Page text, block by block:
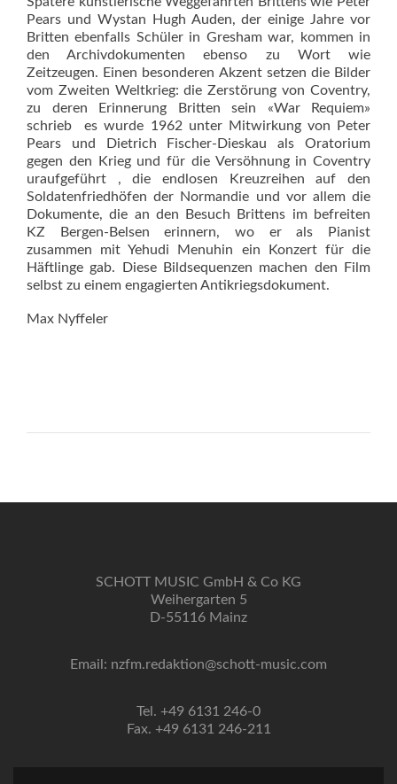
Pears und Wystan Hugh Auden, der einige Jahre vor
Britten ebenfalls Schüler in Gresham war, kommen in
den Archivdokumenten ebenso zu Wort wie
Zeitzeugen. Einen besonderen Akzent setzen die Bilder
vom Zweiten Weltkrieg: die Zerstörung von Coventry,
zu deren Erinnerung Britten sein «War Requiem»
schrieb  es wurde 1962 unter Mitwirkung von Peter
Pears und Dietrich Fischer-Dieskau als Oratorium
gegen den Krieg und für die Versöhnung in Coventry
uraufgeführt , die endlosen Kreuzreihen auf den
Soldatenfriedhöfen der Normandie und vor allem die
Dokumente, die an den Besuch Brittens im befreiten
KZ Bergen-Belsen erinnern, wo er als Pianist
zusammen mit Yehudi Menuhin ein Konzert für die
Häftlinge gab. Diese Bildsequenzen machen den Film
selbst zu einem engagierten Antikriegsdokument.
Max Nyffeler
SCHOTT MUSIC GmbH & Co KG
Weihergarten 5
D-55116 Mainz
Email: nzfm.redaktion@schott-music.com
Tel. +49 6131 246-0
Fax. +49 6131 246-211